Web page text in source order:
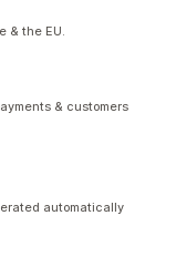
& the EU.
& customers
automatically